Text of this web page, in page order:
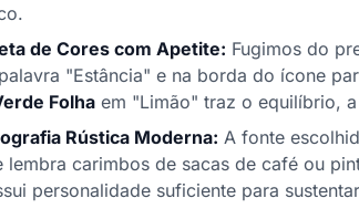
de Cores com Apetite: Fugimos do
"Estância" e na borda do ícone
Folha em "Limão" traz o equilíbrio,
Rústica Moderna: A fonte
lembra carimbos de sacas de café ou
personalidade suficiente para